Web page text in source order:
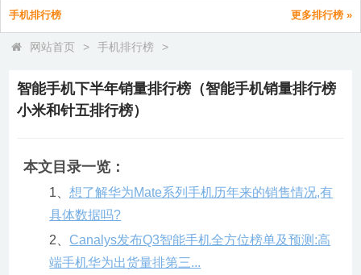
手机排行榜 更多排行榜 »
网站首页 > 手机排行榜 >
智能手机下半年销量排行榜（智能手机销量排行榜
小米和针五排行榜）
本文目录一览：
1、想了解华为Mate系列手机历年来的销售情况,有
具体数据吗?
2、 Canalys发布Q3智能手机全方位榜单及预测:高
端手机华为出货量排第三...